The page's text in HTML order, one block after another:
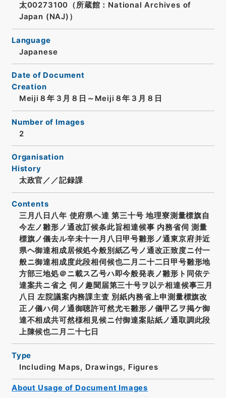
太00273100（所蔵館：National Archives of
Japan (NAJ)）
Language
Japanese
Date of Document
Creation
Meiji８年３月８日～Meiji８年３月８日
Number of Images
2
Organisation
History
太政官／／記録課
Contents
三月八日八年 使府県ヘ達 第三十号 地理寮測量標旗自
今左ノ雛形ノ通改訂候条此旨相達候事 内務省伺 測量
標旗ノ儀去ル辛未十一月八日甲号雛形ノ通東京府并近
県ヘ御達相成居候処今般別紙乙号ノ通改正致度ニ付一
般ニ御達相成度此段相伺候也二月二十二日甲号雛形地
方部三地処＠ニ載ス乙号ハ即今般発表ノ雛形ト同依テ
達案共ニ省之 伺ノ趣聞届第三十号ヲ以テ相達候事三月
八日 左院議案内務課主査 別紙内務省上申測量標旗改
正ノ儀ハ伺ノ通御聴許可然尤モ雛形ノ儀甲乙ヲ掲ケ御
達不相成共可然様相見候ニ付御達案貼紙ノ通取調此段
上陳候也二月二十七日
Type
Including Maps, Drawings, Figures
About Usage of Document Images